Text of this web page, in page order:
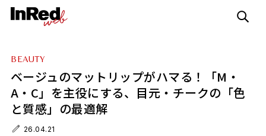
BEAUTY
ベージュのマットリップがハマる！「M・
A・C」を主役にする、目元・チークの「色
と質感」の最適解
26.04.21